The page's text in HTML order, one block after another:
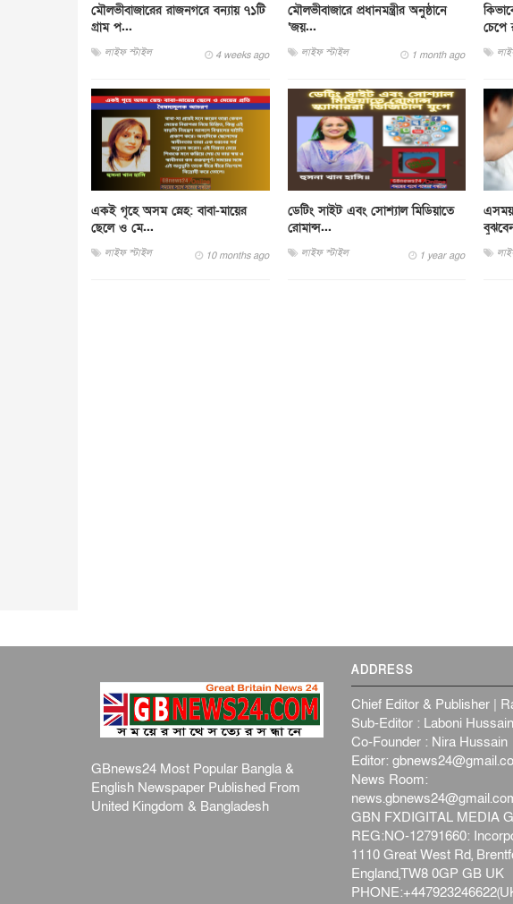
মৌলভীবাজারের রাজনগরে বন্যায় ৭১টি
গ্রাম প...
লাইফ স্টাইল 4 weeks ago
মৌলভীবাজারে প্রধানমন্ত্রীর অনুষ্ঠানে
‘জয়...
লাইফ স্টাইল 1 month ago
চেপে
একই গৃহে অসম স্নেহ: বাবা-মায়ের
ছেলে ও মে...
লাইফ স্টাইল 10 months ago
ডেটিং সাইট এবং সোশ্যাল মিডিয়াতে
রোমান্স...
লাইফ স্টাইল 1 year ago
এসময়
GBnews24 Most Popular Bangla &
English Newspaper Published From
United Kingdom & Bangladesh
ADDRESS
Chief Editor & Publisher |
Sub-Editor : Laboni Hussain
Co-Founder : Nira Hussain
Editor:
News Room:
GBN FXDIGITAL MEDIA
REG:NO-12791660:
1110 Great West Rd,
England,TW8 0GP GB UK